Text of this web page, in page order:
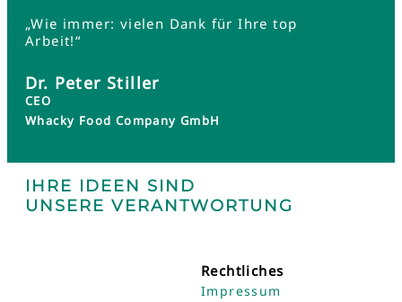
„Wie immer: vielen Dank für Ihre top
Arbeit!“
Dr. Peter Stiller
CEO
Whacky Food Company GmbH
IHRE IDEEN SIND
UNSERE VERANTWORTUNG
Rechtliches
Impressum